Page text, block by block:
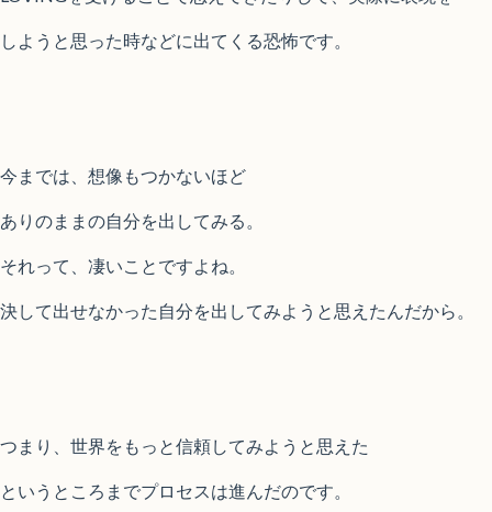
しようと思った時などに出てくる恐怖です。
今までは、想像もつかないほど
ありのままの自分を出してみる。
それって、凄いことですよね。
決して出せなかった自分を出してみようと思えたんだから。
つまり、世界をもっと信頼してみようと思えた
というところまでプロセスは進んだのです。